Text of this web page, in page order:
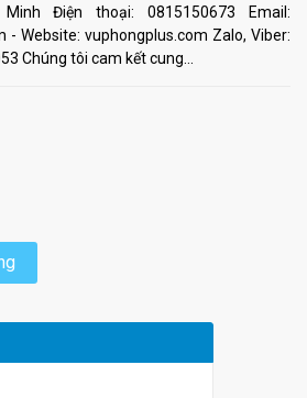
Điện thoại: 0815150673 Email:
- Website: vuphongplus.com Zalo, Viber:
Chúng tôi cam kết cung...